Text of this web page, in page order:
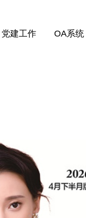
党建工作 OA系统